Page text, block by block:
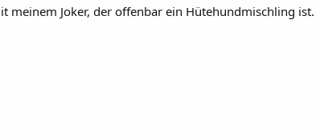
meinem Joker, der offenbar ein Hütehundmischling